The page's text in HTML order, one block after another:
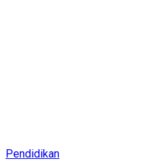
Pendidikan